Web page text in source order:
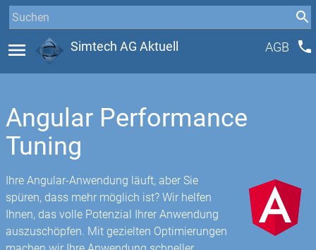
menu Simtech AG Aktuell AGB phone
Angular Performance
Tuning
Ihre Angular-Anwendung läuft, aber Sie
spüren, dass mehr möglich ist? Wir helfen
Ihnen, das volle Potenzial Ihrer Anwendung
auszuschöpfen. Mit gezielten Optimierungen